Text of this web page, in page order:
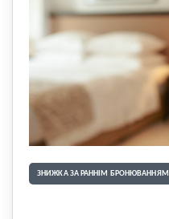
ЗНИЖКА ЗА РАННІМ БРОНЮВАННЯМ